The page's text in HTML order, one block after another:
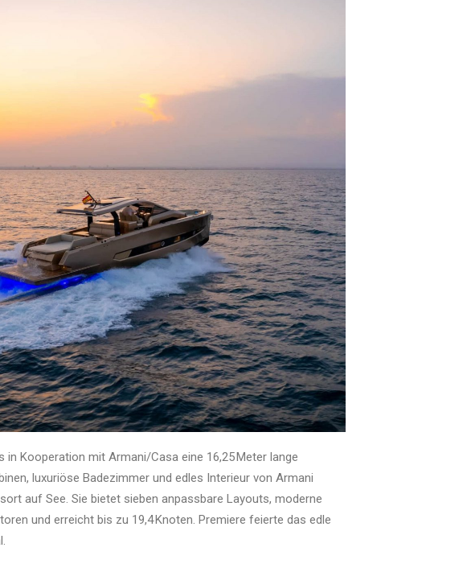
Kooperation mit Armani/Casa eine 16,25 Meter lange
luxuriöse Badezimmer und edles Interieur von Armani
auf See. Sie bietet sieben anpassbare Layouts, moderne
und erreicht bis zu 19,4 Knoten. Premiere feierte das edle